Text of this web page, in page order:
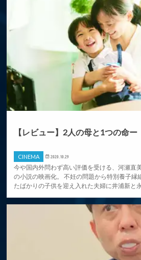
【レビュー】2人の母と1つの命ー
CINEMA 2020.10.29
今や国内外問わず高い評価を受ける、河瀬直
の小説の映画化。 不妊の問題から特別養子縁
たばかりの子供を迎え入れた夫婦に井浦新と